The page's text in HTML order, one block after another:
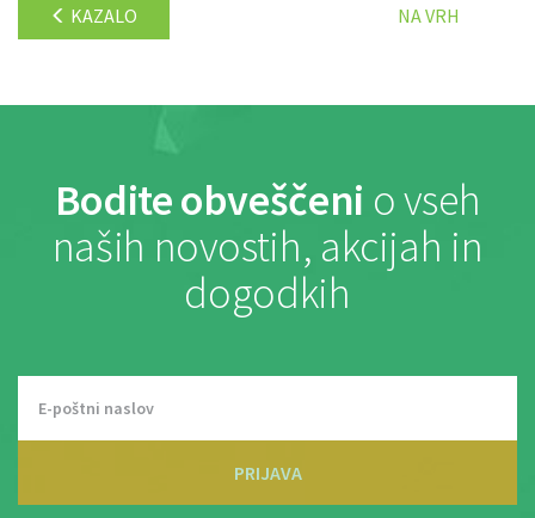
KAZALO NA VRH
Bodite obveščeni o vseh
naših novostih, akcijah in
dogodkih
PRIJAVA